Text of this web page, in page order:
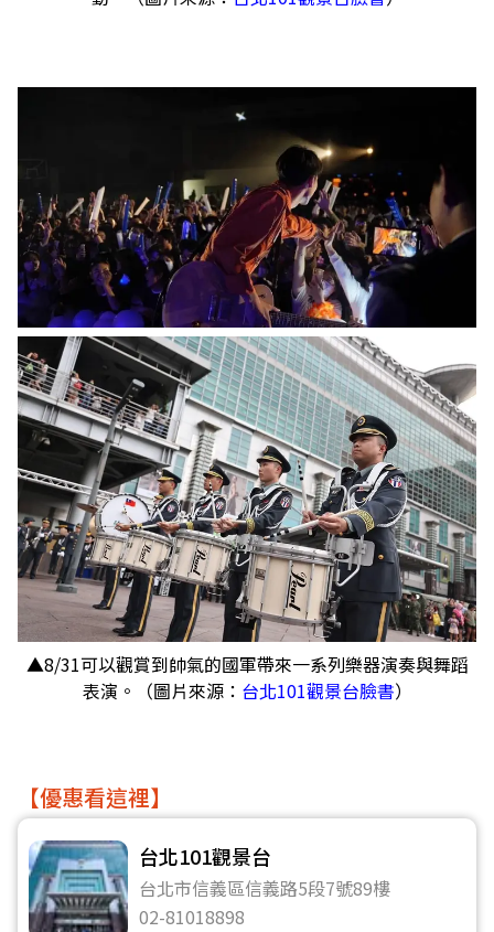
▲8/31可以觀賞到帥氣的國軍帶來一系列樂器演奏與舞蹈
表演。（圖片來源： 台北101觀景台臉書）
【優惠看這裡】
台北101觀景台
台北市信義區信義路5段7號89樓
02-81018898